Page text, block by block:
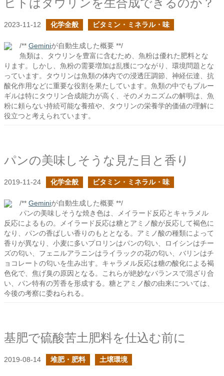
ヒトはタウリンを生合成できるのか？
2023-11-12 化学全般 ビタミン・ミネラル・味
/** Geminiが自動生成した概要 **/
魚類は、タウリンを豊富に含むため、魚粉は優れた肥料とな
ります。しかし、魚粉の需要増加は乱獲につながり、環境問題とな
っています。タウリンは魚類の体内での浸透圧調節、神経伝達、抗
酸化作用などに重要な役割を果たしています。魚類の中でもブルー
ギルは特にタウリン合成能力が高く、そのメカニズムの解明は、魚
粉に頼らない持続可能な養殖や、タウリンの栄養学的価値の理解に
役立つと考えられています。
パンの美味しそうな見た目と香り
2019-11-24 化学全般 ビタミン・ミネラル・味
/** Geminiが自動生成した概要 **/
パンの美味しそうな焼き色は、メイラード反応とキャラメル
反応によるもの。メイラード反応は糖とアミノ酸が反応して褐色に
なり、パンの香ばしい香りのもととなる。アミノ酸の種類によって
香りが異なり、小麦に多いプロリンはパンの匂い、ロイシンはチー
ズの匂い、フェニルアラニンはライラックの花の匂い、バリンはチ
ョコレートの匂いを生み出す。キャラメル反応は糖の酸化による褐
色化で、焦げ臭の原因となる。これらが絶妙なバランスで混ざり合
い、パン特有の芳香を形成する。糖とアミノ酸の由来については、
今後の考察に委ねられる。
基肥で硫酸苦土肥料を仕込む前に
2019-08-14 堆肥・肥料 土壌環境